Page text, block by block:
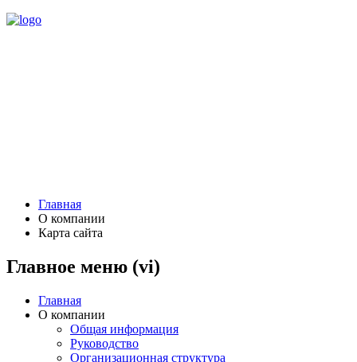
Главная
О компании
Карта сайта
Главное меню (vi)
Главная
О компании
Общая информация
Руководство
Организационная структура